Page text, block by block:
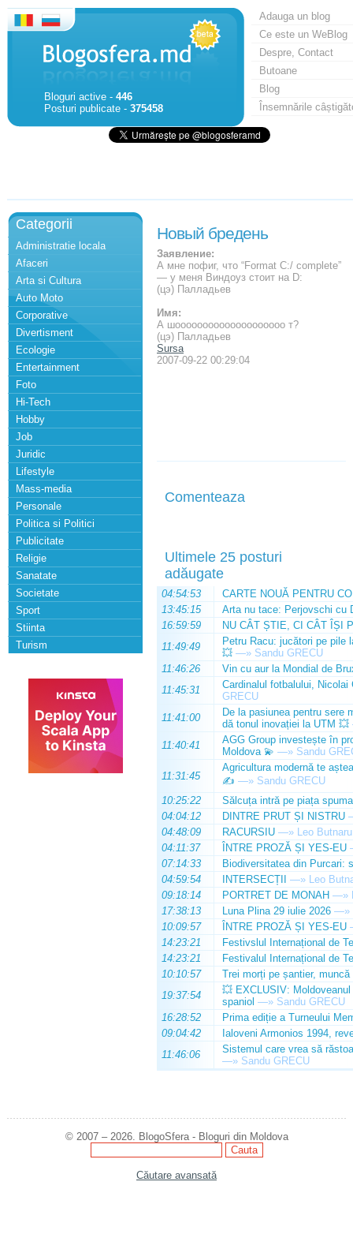
Bloguri active - 446
Posturi publicate - 375458
Adauga un blog
Ce este un WeBlog
Despre, Contact
Butoane
Blog
Însemnările
Categorii
Administratie locala
Afaceri
Arta si Cultura
Auto Moto
Corporative
Divertisment
Ecologie
Entertainment
Foto
Hi-Tech
Hobby
Job
Juridic
Lifestyle
Mass-media
Personale
Politica si Politici
Publicitate
Religie
Sanatate
Societate
Sport
Stiinta
Turism
Новый бредень
Заявление:
А мне пофиг, что “Format C:/ complete”
— у меня Виндоуз стоит на D:
(цэ) Палладьев
Имя:
А шоооооооооооооооооооо т?
(цэ) Палладьев
Sursa
2007-09-22 00:29:04
Comenteaza
Ultimele 25 posturi
adăugate
04:54:53
CARTE NOUĂ PENTRU
13:45:15
Arta nu tace: Perjovschi cu
16:59:59
NU CÂT ȘTIE, CI CÂT ÎȘI
11:49:49
Petru Racu: jucători pe pile
💥 —» Sandu GRECU
11:46:26
Vin cu aur la Mondial de
11:45:31
Cardinalul fotbalului,
GRECU
11:41:00
De la pasiunea pentru sere
dă tonul inovației la UTM 💥
11:40:41
AGG Group investește în
Moldova 💫 —» Sandu
11:31:45
Agricultura modernă te
✍️ —» Sandu GRECU
10:25:22
Sălcuța intră pe piața
04:04:12
DINTRE PRUT ȘI NISTRU
04:48:09
RACURSIU —» Leo Butnaru
04:11:37
ÎNTRE PROZĂ ȘI YES-EU
07:14:33
Biodiversitatea din Purcari:
04:59:54
INTERSECȚII —» Leo
09:18:14
PORTRET DE MONAH —»
17:38:13
Luna Plina 29 iulie 2026 —»
10:09:57
ÎNTRE PROZĂ ȘI YES-EU
14:23:21
Festivslul Internațional de
14:23:21
Festivalul Internațional de
10:10:57
Trei morți pe șantier, muncă
19:37:54
💥 EXCLUSIV:
spaniol —» Sandu GRECU
16:28:52
Prima ediție a Turneului
09:04:42
Ialoveni Armonios 1994,
11:46:06
Sistemul care vrea să
—» Sandu GRECU
© 2007 – 2026. BlogoSfera - Bloguri din Moldova
Căutare avansată